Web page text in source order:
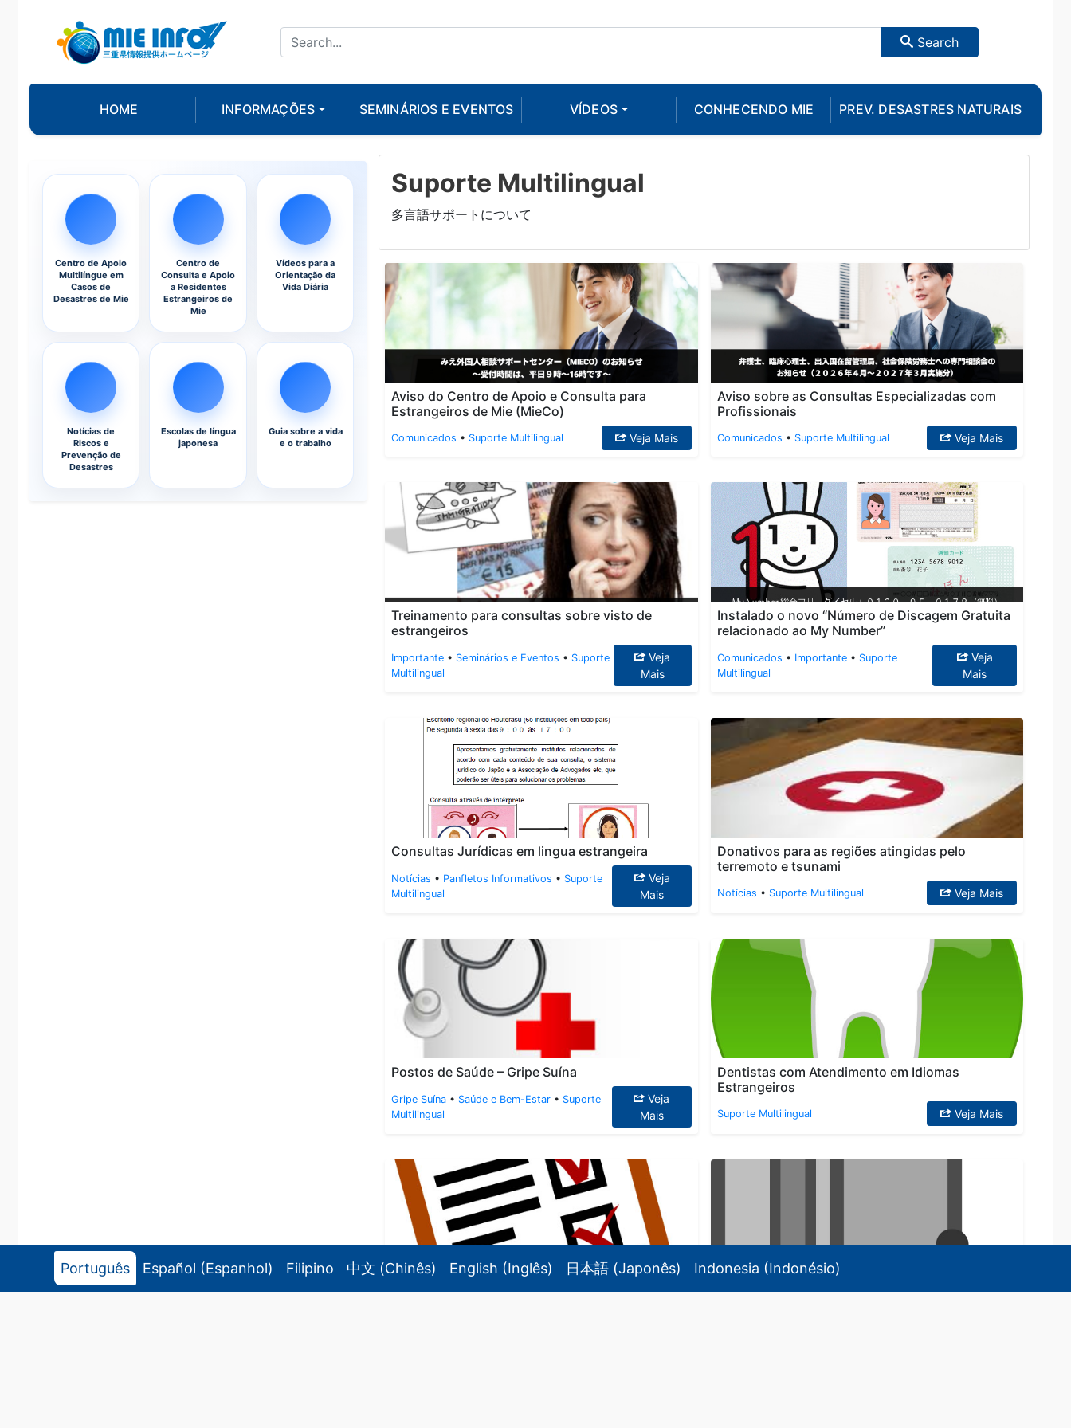
Search
HOME INFORMAÇÕES SEMINÁRIOS E EVENTOS VÍDEOS CONHECENDO MIE PREV. DESASTRES NATURAIS
Centro de Apoio
Multilíngue em
Casos de
Desastres de Mie
Centro de
Consulta e Apoio
a Residentes
Estrangeiros de
Mie
Vídeos para a
Orientação da
Vida Diária
Notícias de
Riscos e
Prevenção de
Desastres
Escolas de língua
japonesa
Guia sobre a vida
e o trabalho
Suporte Multilingual
多言語サポートについて
Aviso do Centro de Apoio e Consulta para
Estrangeiros de Mie (MieCo)
Comunicados • Suporte Multilingual Veja Mais
Aviso sobre as Consultas Especializadas com
Profissionais
Comunicados • Suporte Multilingual Veja Mais
Treinamento para consultas sobre visto de
estrangeiros
Importante • Seminários e Eventos • Suporte
Multilingual
Veja
Mais
Instalado o novo “Número de Discagem Gratuita
relacionado ao My Number”
Comunicados • Importante• Suporte
Multilingual
Veja
Mais
Consultas Jurídicas em lingua estrangeira
Notícias • Panfletos Informativos • Suporte
Multilingual
Veja
Mais
Donativos para as regiões atingidas pelo
terremoto e tsunami
Notícias • Suporte Multilingual Veja Mais
Postos de Saúde – Gripe Suína
Gripe Suína • Saúde e Bem-Estar • Suporte
Multilingual
Veja
Mais
Dentistas com Atendimento em Idiomas
Estrangeiros
Suporte Multilingual Veja Mais
Lista das Associações Internacionais em Mie
Lista de Cursos de Língua Japonesa oferecidos
Português Español (Espanhol) Filipino 中文 (Chinês) English (Inglês) 日本語 (Japonês) Indonesia (Indonésio)